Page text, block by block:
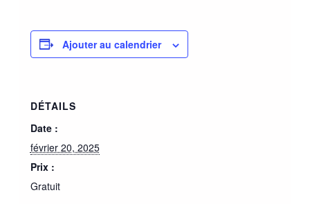
Ajouter au calendrier
DÉTAILS
Date :
février 20, 2025
Prix :
Gratuit